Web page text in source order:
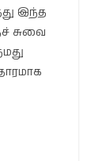
இந்த
சுவை